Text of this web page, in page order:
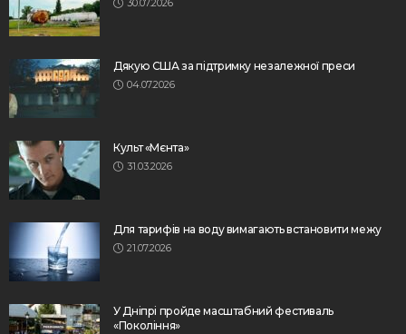
30.07.2026
Дякую США за підтримку незалежної преси
04.07.2026
Культ «Мєнта»
31.03.2026
Для тарифів на воду вимагають встановити межу
21.07.2026
У Дніпрі пройде масштабний фестиваль
«Покоління»